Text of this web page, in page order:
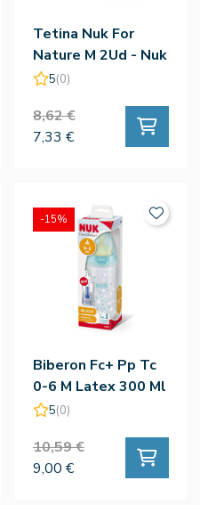
Tetina Nuk For
Nature M 2Ud - Nuk
5(0)
8,62 €
7,33 €
Biberon Fc+ Pp Tc
0-6 M Latex 300 Ml
- Nuk
5(0)
10,59 €
9,00 €
-15%